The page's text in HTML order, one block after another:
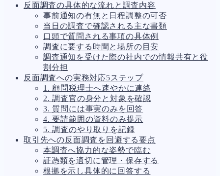
資産売却193
法務 1,099
差押・強制執行227
法令違反・行政処分316
訴訟・不正283
損害賠償・知的財産273
157
ガバナンス90
再建準備67
人事労務562
人件費20
労働問題266
労災・ハラスメント145
解雇・退職131
事業運営374
品質・リコール49
情報漏洩・サイバー256
反面調査の具体的な流れと調査内容
事前通知の有無と日程調整の可否
当日の調査で確認される主な書類
口頭で質問される事項の具体例
調査に要する時間と場所の目安
調査通知を受けた際の社内での情報共有と役
割分担
反面調査への実務対応5ステップ
1. 顧問税理士へ速やかに連絡
2. 調査官の身分と対象を確認
3. 質問には事実のみを回答
4. 要請範囲の資料のみ提示
5. 調査のやり取りを記録
取引先への反面調査を回避する要点
本調査へ協力的な姿勢で臨む
証憑類を適切に管理・保存する
根拠を示し具体的に回答する